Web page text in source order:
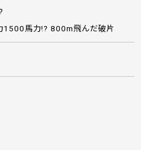
馬力!? 800m飛んだ破片